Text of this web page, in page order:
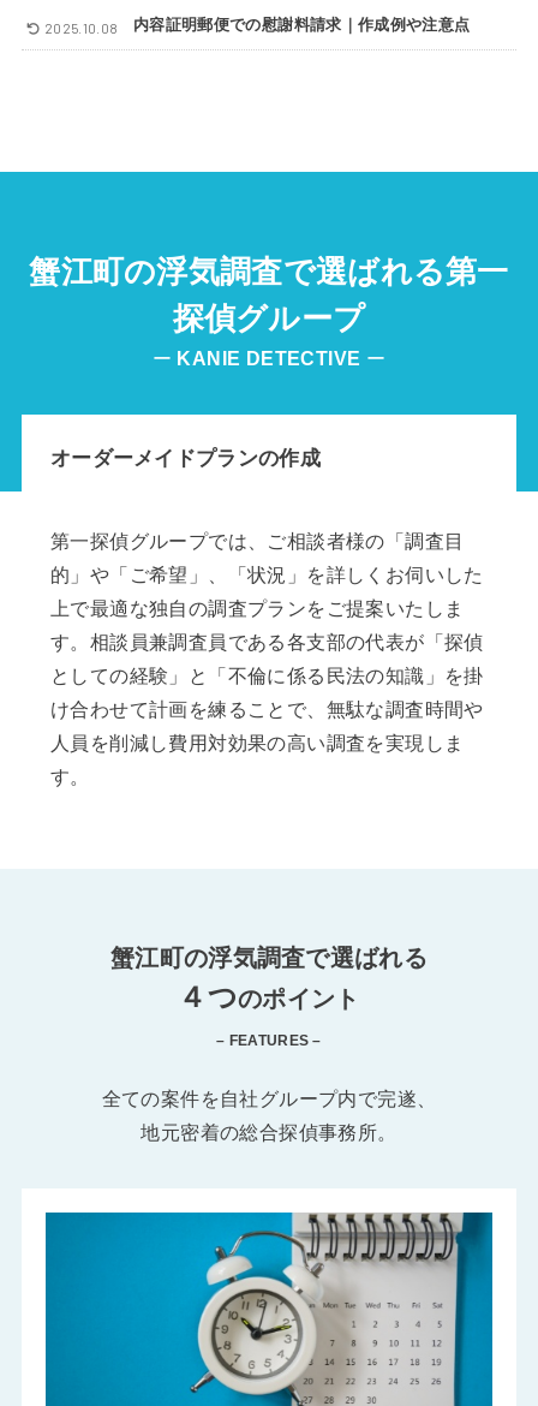
内容証明郵便での慰謝料請求｜作成例や注意点
2025.10.08
蟹江町の浮気調査で選ばれる第一
探偵グループ
ー KANIE DETECTIVE ー
オーダーメイドプランの作成
第一探偵グループでは、ご相談者様の「調査目
的」や「ご希望」、「状況」を詳しくお伺いした
上で最適な独自の調査プランをご提案いたしま
す。相談員兼調査員である各支部の代表が「探偵
としての経験」と「不倫に係る民法の知識」を掛
け合わせて計画を練ることで、無駄な調査時間や
人員を削減し費用対効果の高い調査を実現しま
す。
蟹江町の浮気調査で選ばれる
４つのポイント
– FEATURES –
全ての案件を自社グループ内で完遂、
地元密着の総合探偵事務所。